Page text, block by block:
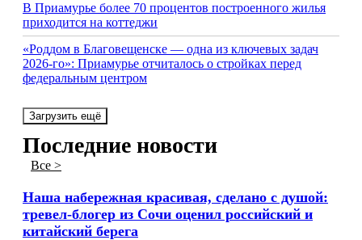
В Приамурье более 70 процентов построенного жилья
приходится на коттеджи
«Роддом в Благовещенске — одна из ключевых задач
2026-го»: Приамурье отчиталось о стройках перед
федеральным центром
Загрузить ещё
Последние новости
Все >
Наша набережная красивая, сделано с душой:
тревел-блогер из Сочи оценил российский и
китайский берега